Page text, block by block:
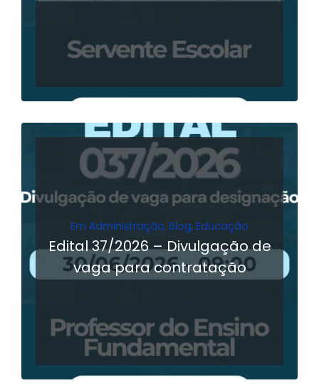
Em Administração, Blog, Educação
Edital 37/2026 – Divulgação de
vaga para contratação